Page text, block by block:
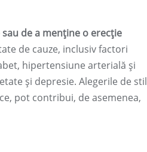
de a menține o erecție
de cauze, inclusiv factori
hipertensiune arterială și
și depresie. Alegerile de stil
pot contribui, de asemenea,